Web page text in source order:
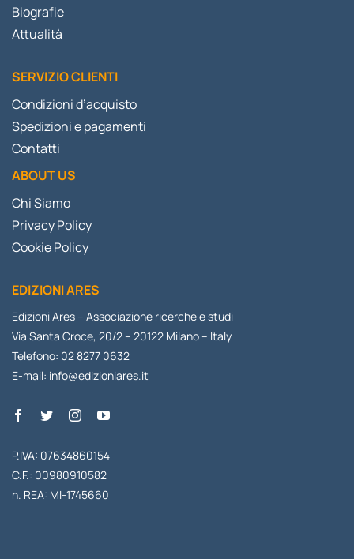
Biografie
Attualità
SERVIZIO CLIENTI
Condizioni d’acquisto
Spedizioni e pagamenti
Contatti
ABOUT US
Chi Siamo
Privacy Policy
Cookie Policy
EDIZIONI ARES
Edizioni Ares – Associazione ricerche e studi
Via Santa Croce, 20/2 – 20122 Milano – Italy
Telefono: 02 8277 0632
E-mail: info@edizioniares.it
P.IVA: 07634860154
C.F.: 00980910582
n. REA: MI-1745660